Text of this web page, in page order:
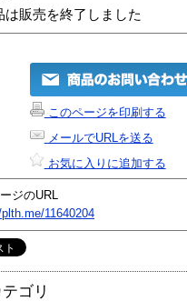
は販売を終了しました
このページを印刷する
メールでURLを送る
お気に入りに追加する
ジのURL
11640204
ゴリ